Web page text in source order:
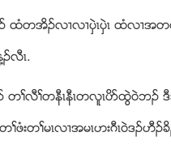
ဥ ထံတအိဥလ႕လ႕ပွဲၚပွဲၚ ထံလ႕
လီၚ.
တႈလီႈတနီၚနီၚတလူၚပိဏထြဲ၀ဲဘ
ဖံးတႈမၚလ႕အမၚဟးဂီၚ၀ဲဒ